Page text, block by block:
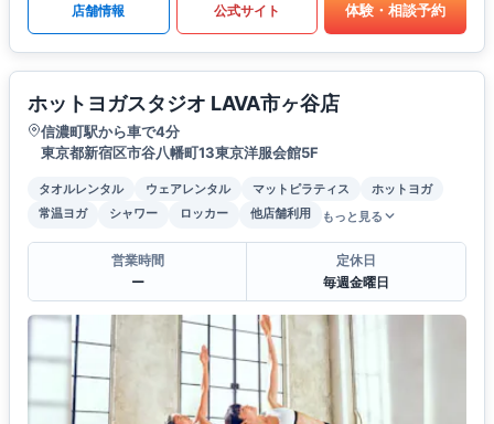
店舗情報 公式サイト 体験・相談予約
ホットヨガスタジオ LAVA市ヶ谷店
信濃町駅から車で4分
東京都新宿区市谷八幡町13東京洋服会館5F
タオルレンタル ウェアレンタル マットピラティス
ホットヨガ
常温ヨガ
シャワー ロッカー 他店舗利用 もっと見る
営業時間
ー
定休日
毎週金曜日